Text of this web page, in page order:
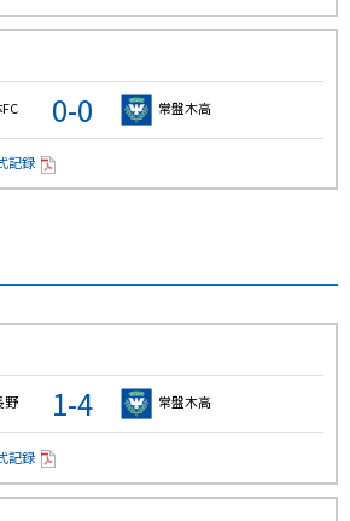
0-0 常盤木高
記録
野 1-4 常盤木高
記録